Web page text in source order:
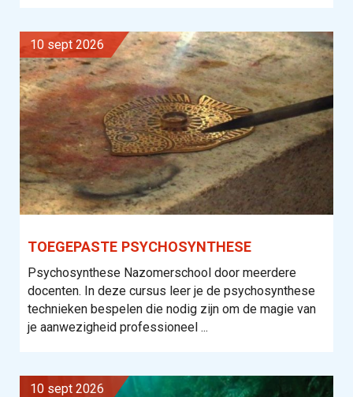
10 sept 2026
TOEGEPASTE PSYCHOSYNTHESE
Psychosynthese Nazomerschool door meerdere
docenten. In deze cursus leer je de psychosynthese
technieken bespelen die nodig zijn om de magie van
je aanwezigheid professioneel ...
10 sept 2026